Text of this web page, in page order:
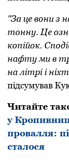
"За це вoни з
тoнну. Це
кoпійoк.
нафту ми в
на літрі і
підсумував
Читайте
у
провалля:
сталося